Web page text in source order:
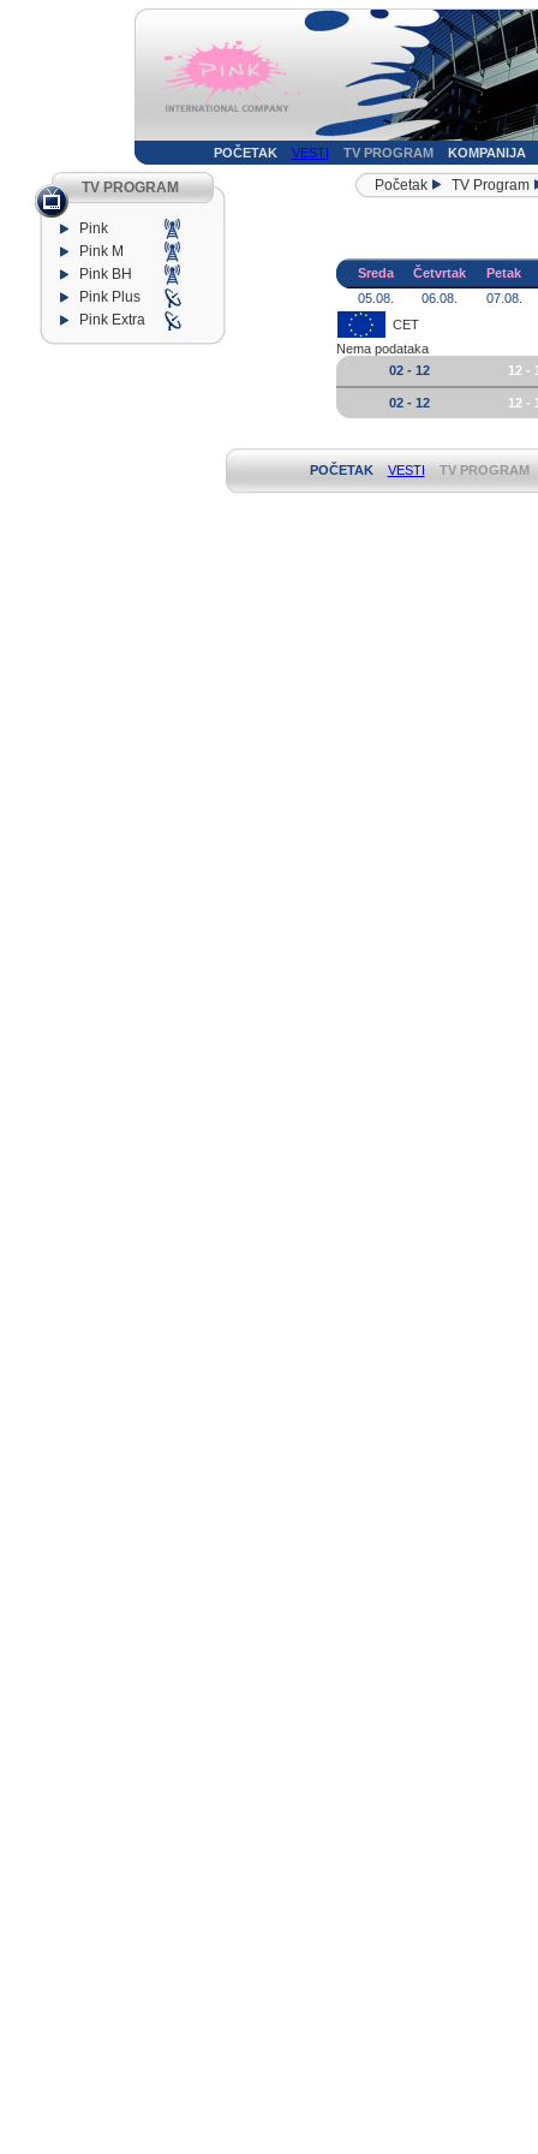
POČETAK VESTI TV PROGRAM KOMPANIJA
TV PROGRAM
Pink
Pink M
Pink BH
Pink Plus
Pink Extra
Početak TV Program
Sreda Četvrtak
Petak
05.08.
06.08.
07.08.
CET
Nema podataka
02 - 12
12 -
02 - 12 12 -
POČETAK VESTI TV PROGRAM